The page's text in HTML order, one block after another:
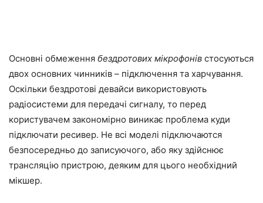
Основні обмеження бездротових мікрофонів стосуються
двох основних чинників – підключення та харчування.
Оскільки бездротові девайси використовують
радіосистеми для передачі сигналу, то перед
користувачем закономірно виникає проблема куди
підключати ресивер. Не всі моделі підключаются
безпосередньо до записуючого, або яку здійснює
трансляцію пристрою, деяким для цього необхідний
мікшер.